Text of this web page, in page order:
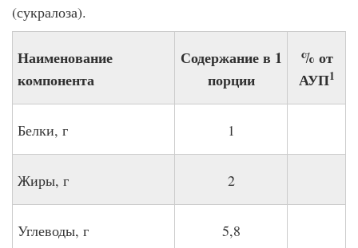
(сукралоза).
Наименование
компонента
Содержание в 1
порции
% от
АУП1
Белки, г 1
Жиры, г 2
Углеводы, г 5,8